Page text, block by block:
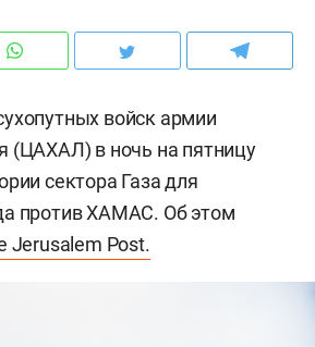
войск армии
(ЦАХАЛ) в ночь на пятницу
сектора Газа для
против ХАМАС. Об этом
Jerusalem Post.